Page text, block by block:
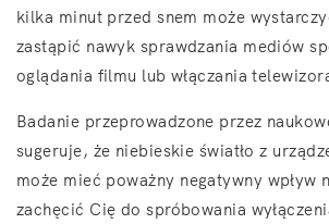
kilka minut przed snem może
zastąpić nawyk sprawdzania mediów
oglądania filmu lub włączania
Badanie przeprowadzone przez
sugeruje, że niebieskie światło z
może mieć poważny negatywny wpływ
zachęcić Cię do spróbowania